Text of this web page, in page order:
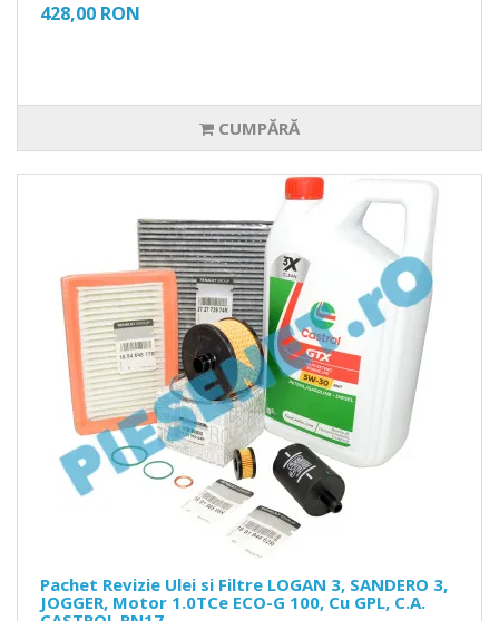
428,00 RON
CUMPĂRĂ
Pachet Revizie Ulei si Filtre LOGAN 3, SANDERO 3,
JOGGER, Motor 1.0TCe ECO-G 100, Cu GPL, C.A.